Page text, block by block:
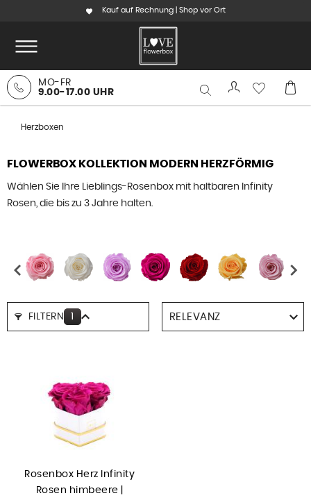
Kauf auf Rechnung | Shop vor Ort
MO-FR
9.00-17.00 UHR
Herzboxen
FLOWERBOX KOLLEKTION MODERN HERZFÖRMIG
Wählen Sie Ihre Lieblings-Rosenbox mit haltbaren Infinity
Rosen, die bis zu 3 Jahre halten.
FILTERN 1
Rosenbox Herz Infinity
Rosen himbeere |